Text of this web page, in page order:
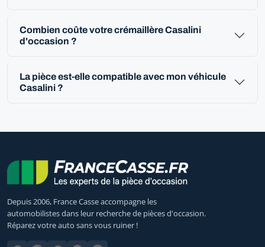
Combien coûte votre crémaillère Casalini
d'occasion ?
La pièce est-elle compatible avec mon véhicule
Casalini ?
Depuis 2006, France Casse accompagne les
automobilistes dans leur recherche de pièces d'occasion.
Réparez votre auto sans vous ruiner !